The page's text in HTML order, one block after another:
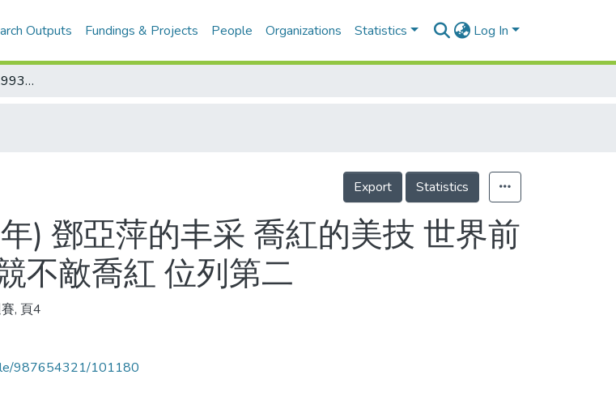
Outputs Fundings & Projects People Organizations Statistics Log In
亞洲女桌明星巡迴賽(1993年) 鄧亞萍的丰采 喬紅的美技 世界前二的伸手 球迷大飽眼福 徐競不敵喬紅 位列第二
Export Statistics
) 鄧亞萍的丰采 喬紅的美技 世界前
不敵喬紅 位列第二
, 頁4
987654321/101180